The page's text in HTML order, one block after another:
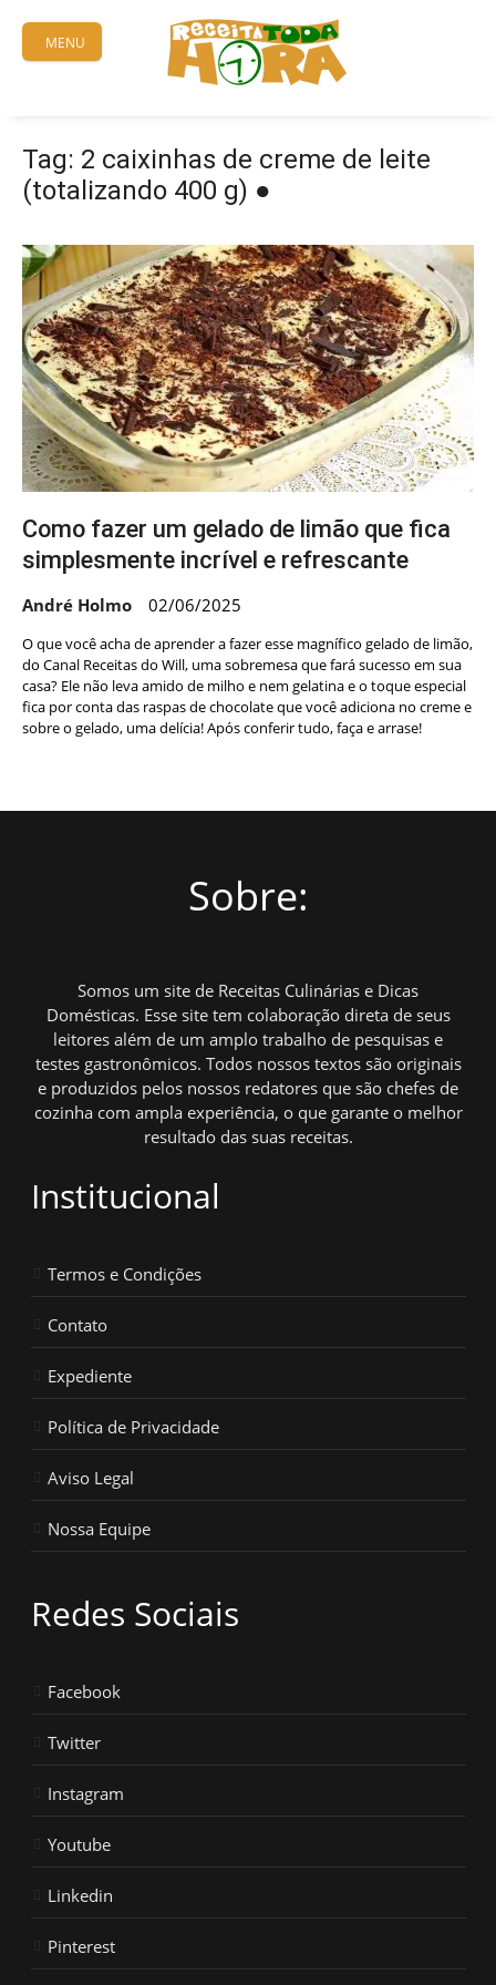
content
MENU
Tag: 2 caixinhas de creme de leite
(totalizando 400 g) ●
Como fazer um gelado de limão que fica
simplesmente incrível e refrescante
André Holmo 02/06/2025
O que você acha de aprender a fazer esse magnífico gelado de limão,
do Canal Receitas do Will, uma sobremesa que fará sucesso em sua
casa? Ele não leva amido de milho e nem gelatina e o toque especial
fica por conta das raspas de chocolate que você adiciona no creme e
sobre o gelado, uma delícia! Após conferir tudo, faça e arrase!
Sobre:
Somos um site de Receitas Culinárias e Dicas
Domésticas. Esse site tem colaboração direta de seus
leitores além de um amplo trabalho de pesquisas e
testes gastronômicos. Todos nossos textos são originais
e produzidos pelos nossos redatores que são chefes de
cozinha com ampla experiência, o que garante o melhor
resultado das suas receitas.
Institucional
Termos e Condições
Contato
Expediente
Política de Privacidade
Aviso Legal
Nossa Equipe
Redes Sociais
Facebook
Twitter
Instagram
Youtube
Linkedin
Pinterest